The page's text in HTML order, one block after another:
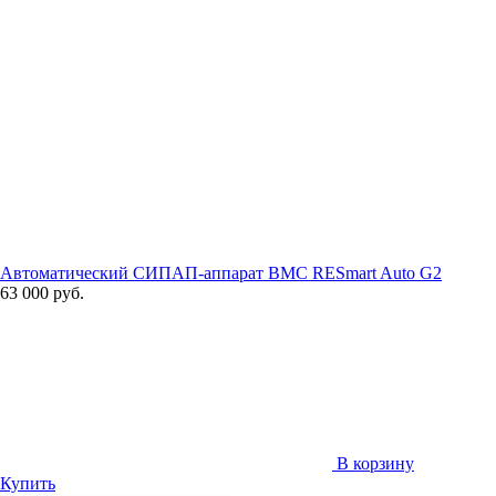
Автоматический СИПАП-аппарат BMC RESmart Auto G2
63 000 руб.
В корзину
Купить